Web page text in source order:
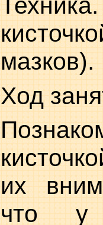
мазков).
Ход
их
что у